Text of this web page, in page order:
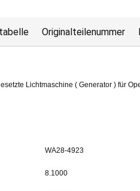
Originalteilenummer
Lichtmaschine ( Generator ) für
WA28-4923
8.1000